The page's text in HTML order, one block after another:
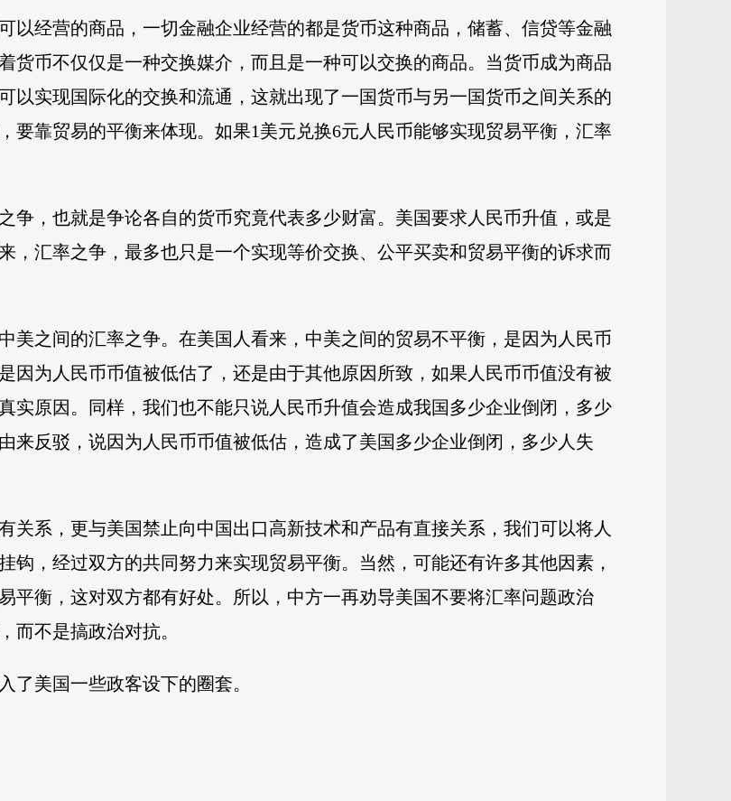
以经营的商品，一切金融企业经营的都是货币这种商品，储蓄、信贷等金融
货币不仅仅是一种交换媒介，而且是一种可以交换的商品。当货币成为商品
以实现国际化的交换和流通，这就出现了一国货币与另一国货币之间关系的
要靠贸易的平衡来体现。如果1美元兑换6元人民币能够实现贸易平衡，汇率
争，也就是争论各自的货币究竟代表多少财富。美国要求人民币升值，或是
，汇率之争，最多也只是一个实现等价交换、公平买卖和贸易平衡的诉求而
美之间的汇率之争。在美国人看来，中美之间的贸易不平衡，是因为人民币
因为人民币币值被低估了，还是由于其他原因所致，如果人民币币值没有被
实原因。同样，我们也不能只说人民币升值会造成我国多少企业倒闭，多少
来反驳，说因为人民币币值被低估，造成了美国多少企业倒闭，多少人失
关系，更与美国禁止向中国出口高新技术和产品有直接关系，我们可以将人
钩，经过双方的共同努力来实现贸易平衡。当然，可能还有许多其他因素，
平衡，这对双方都有好处。所以，中方一再劝导美国不要将汇率问题政治
而不是搞政治对抗。
了美国一些政客设下的圈套。